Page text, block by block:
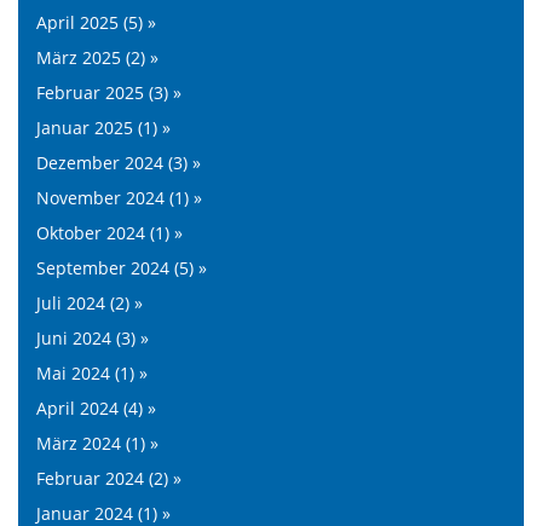
April 2025 (5) »
März 2025 (2) »
Februar 2025 (3) »
Januar 2025 (1) »
Dezember 2024 (3) »
November 2024 (1) »
Oktober 2024 (1) »
September 2024 (5) »
Juli 2024 (2) »
Juni 2024 (3) »
Mai 2024 (1) »
April 2024 (4) »
März 2024 (1) »
Februar 2024 (2) »
Januar 2024 (1) »